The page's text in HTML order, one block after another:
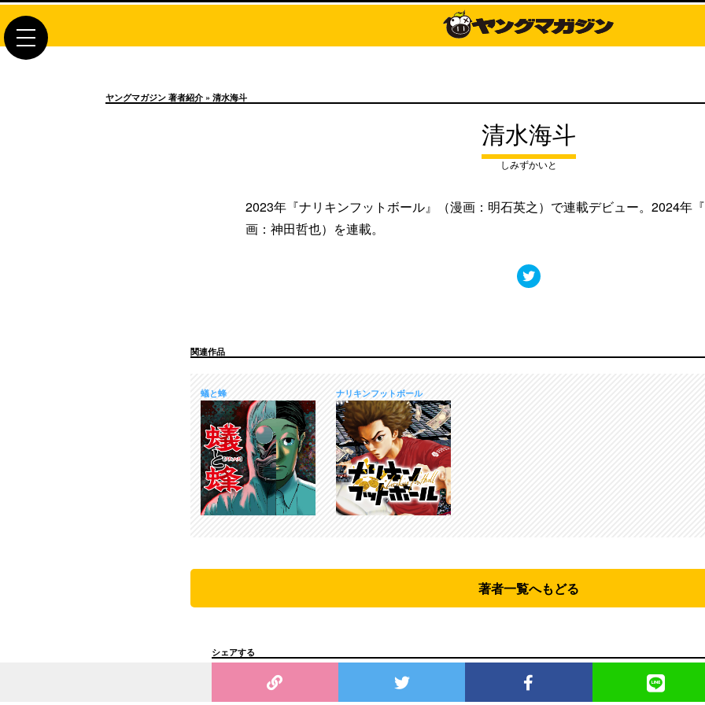
toggle
ヤングマガジン 著者紹介 » 清水海斗
清水海斗
しみずかいと
2023年『ナリキンフットボール』（漫画：明石英之）で連載デビュー。2024年
画：神田哲也）を連載。
関連作品
蟻と蜂 ナリキンフットボール
著者一覧へもどる
シェアする